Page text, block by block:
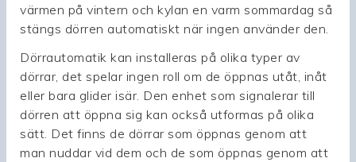
värmen på vintern och kylan en varm sommardag så
stängs dörren automatiskt när ingen använder den.
Dörrautomatik kan installeras på olika typer av
dörrar, det spelar ingen roll om de öppnas utåt, inåt
eller bara glider isär. Den enhet som signalerar till
dörren att öppna sig kan också utformas på olika
sätt. Det finns de dörrar som öppnas genom att
man nuddar vid dem och de som öppnas genom att